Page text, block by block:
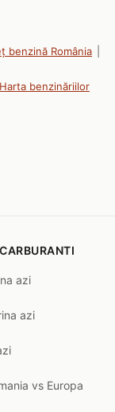
benzină România
Harta benzinăriilor
azi
azi
vs Europa